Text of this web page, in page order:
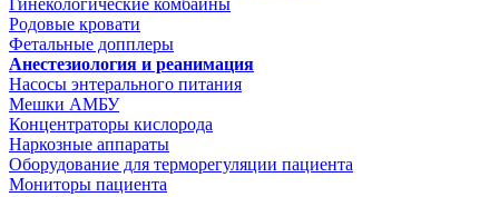
Гинекологические комбайны
Родовые кровати
Фетальные допплеры
Анестезиология и реанимация
Насосы энтерального питания
Мешки АМБУ
Концентраторы кислорода
Наркозные аппараты
Оборудование для терморегуляции пациента
Мониторы пациента